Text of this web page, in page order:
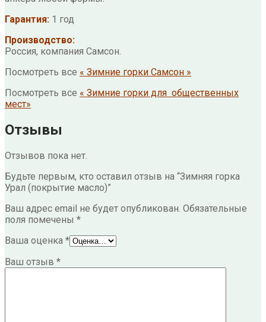
Гарантия: 1 год
Производство:
Россия, компания Самсон.
Посмотреть все « Зимние горки Самсон »
Посмотреть все « Зимние горки для общественных
мест»
Отзывы
Отзывов пока нет.
Будьте первым, кто оставил отзыв на “Зимняя горка
Урал (покрытие масло)”
Ваш адрес email не будет опубликован. Обязательные
поля помечены *
Ваша оценка *
Ваш отзыв *